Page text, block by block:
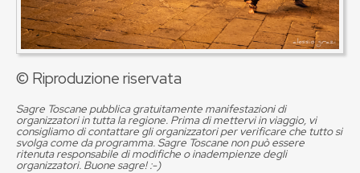
© Riproduzione riservata
Sagre Toscane pubblica gratuitamente manifestazioni di
organizzatori in tutta la regione. Prima di mettervi in viaggio, vi
consigliamo di contattare gli organizzatori per verificare che tutto si
svolga come da programma. Sagre Toscane non può essere
ritenuta responsabile di modifiche o inadempienze degli
organizzatori. Buone sagre! :-)